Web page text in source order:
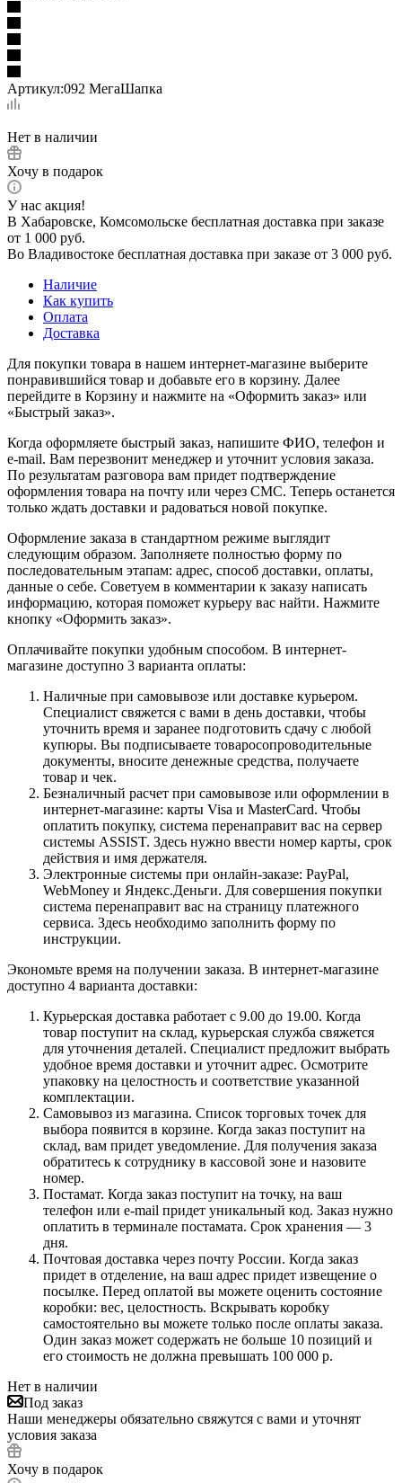
Артикул:092 МегаШапка
Нет в наличии
Хочу в подарок
У нас акция!
В Хабаровске, Комсомольске бесплатная доставка при заказе
от 1 000 руб.
Во Владивостоке бесплатная доставка при заказе от 3 000 руб.
Наличие
Как купить
Оплата
Доставка
Для покупки товара в нашем интернет-магазине выберите
понравившийся товар и добавьте его в корзину. Далее
перейдите в Корзину и нажмите на «Оформить заказ» или
«Быстрый заказ».
Когда оформляете быстрый заказ, напишите ФИО, телефон и
e-mail. Вам перезвонит менеджер и уточнит условия заказа.
По результатам разговора вам придет подтверждение
оформления товара на почту или через СМС. Теперь останется
только ждать доставки и радоваться новой покупке.
Оформление заказа в стандартном режиме выглядит
следующим образом. Заполняете полностью форму по
последовательным этапам: адрес, способ доставки, оплаты,
данные о себе. Советуем в комментарии к заказу написать
информацию, которая поможет курьеру вас найти. Нажмите
кнопку «Оформить заказ».
Оплачивайте покупки удобным способом. В интернет-
магазине доступно 3 варианта оплаты:
Наличные при самовывозе или доставке курьером.
Специалист свяжется с вами в день доставки, чтобы
уточнить время и заранее подготовить сдачу с любой
купюры. Вы подписываете товаросопроводительные
документы, вносите денежные средства, получаете
товар и чек.
Безналичный расчет при самовывозе или оформлении в
интернет-магазине: карты Visa и MasterCard. Чтобы
оплатить покупку, система перенаправит вас на сервер
системы ASSIST. Здесь нужно ввести номер карты, срок
действия и имя держателя.
Электронные системы при онлайн-заказе: PayPal,
WebMoney и Яндекс.Деньги. Для совершения покупки
система перенаправит вас на страницу платежного
сервиса. Здесь необходимо заполнить форму по
инструкции.
Экономьте время на получении заказа. В интернет-магазине
доступно 4 варианта доставки:
Курьерская доставка работает с 9.00 до 19.00. Когда
товар поступит на склад, курьерская служба свяжется
для уточнения деталей. Специалист предложит выбрать
удобное время доставки и уточнит адрес. Осмотрите
упаковку на целостность и соответствие указанной
комплектации.
Самовывоз из магазина. Список торговых точек для
выбора появится в корзине. Когда заказ поступит на
склад, вам придет уведомление. Для получения заказа
обратитесь к сотруднику в кассовой зоне и назовите
номер.
Постамат. Когда заказ поступит на точку, на ваш
телефон или e-mail придет уникальный код. Заказ нужно
оплатить в терминале постамата. Срок хранения — 3
дня.
Почтовая доставка через почту России. Когда заказ
придет в отделение, на ваш адрес придет извещение о
посылке. Перед оплатой вы можете оценить состояние
коробки: вес, целостность. Вскрывать коробку
самостоятельно вы можете только после оплаты заказа.
Один заказ может содержать не больше 10 позиций и
его стоимость не должна превышать 100 000 р.
Нет в наличии
Под заказ
Наши менеджеры обязательно свяжутся с вами и уточнят
условия заказа
Хочу в подарок